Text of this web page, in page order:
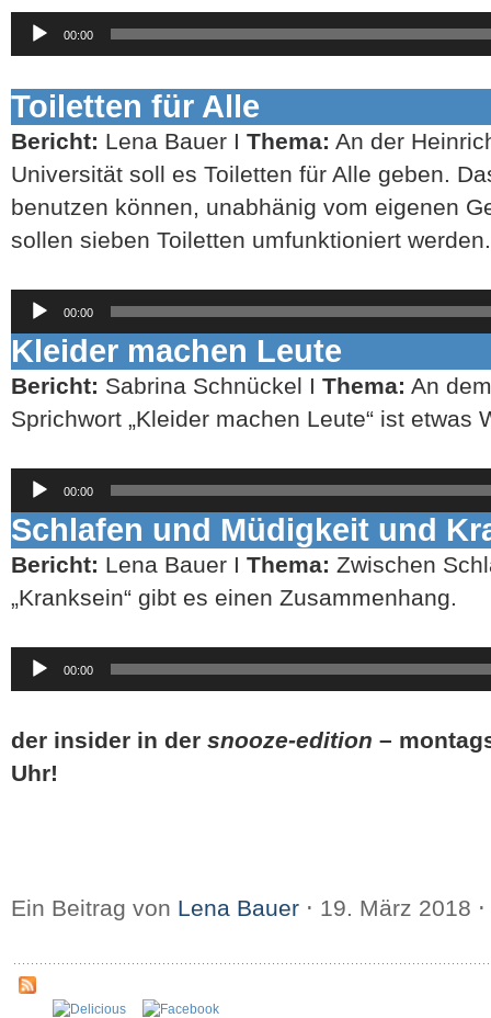
Audio-
Player
00:00
Toiletten für Alle
Bericht: Lena Bauer I Thema: An der
Universität soll es Toiletten für Alle geben.
benutzen können, unabhänig vom eigenen
sollen sieben Toiletten umfunktioniert werden.
Audio-
Player
00:00
Kleider machen Leute
Bericht: Sabrina Schnückel I Thema: An
Sprichwort „Kleider machen Leute“ ist etwas
Audio-
Player
00:00
Schlafen und Müdigkeit und
Bericht: Lena Bauer I Thema: Zwischen
„Kranksein“ gibt es einen Zusammenhang.
Audio-
Player
00:00
der insider in der snooze-edition –
Uhr!
Ein Beitrag von Lena Bauer ⋅ 19. März 2018 ⋅